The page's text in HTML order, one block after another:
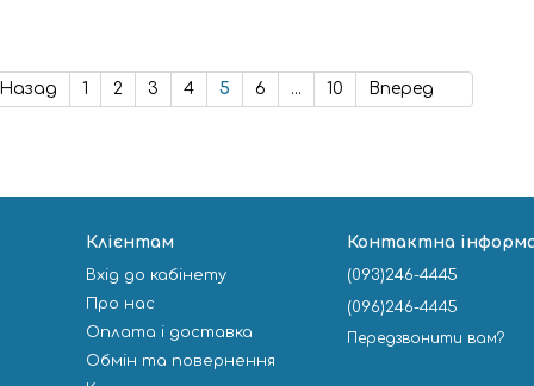
Назад 1 2 3 4 5 6 ... 10 Вперед
Клієнтам
Вхід до кабінету
Про нас
Оплата і доставка
Обмін та повернення
Контактна
(093)246-4445
(096)246-4445
Передзвонити вам?